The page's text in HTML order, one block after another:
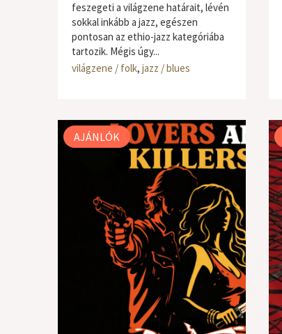
feszegeti a világzene határait, lévén
sokkal inkább a jazz, egészen
pontosan az ethio-jazz kategóriába
tartozik. Mégis úgy...
világzene / folk, jazz / blues
AJÁNLÓK